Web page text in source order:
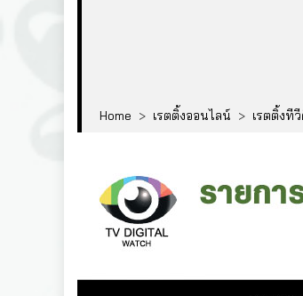
Home > เรตติ้งออนไลน์ > เรตติ้งที